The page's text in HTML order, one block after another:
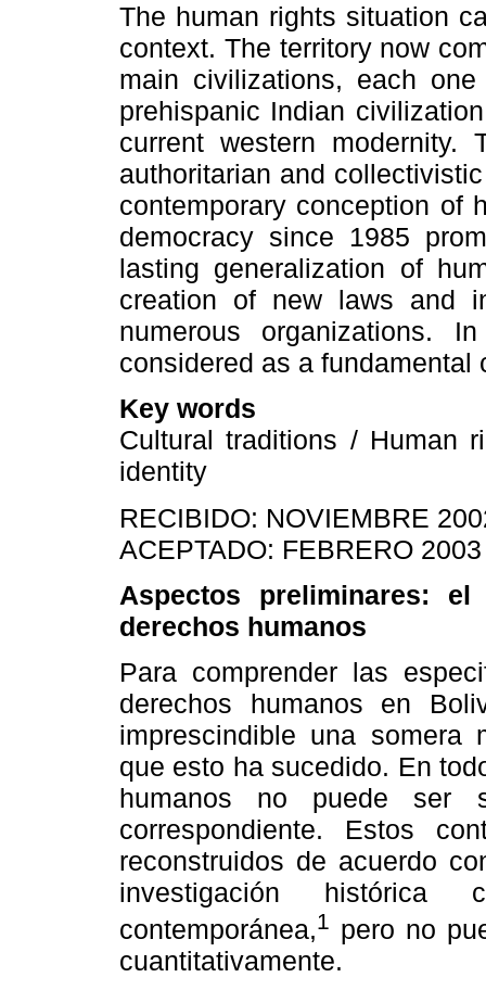
The human rights situation
context. The territory now
main civilizations, each
prehispanic Indian
current western
authoritarian and
contemporary conception of
democracy since 1985
lasting generalization of
creation of new laws and
numerous organizations.
considered as a
Key words
Cultural traditions / Human
identity
RECIBIDO: NOVIEMBRE
ACEPTADO: FEBRERO 2003
Aspectos preliminares:
derechos humanos
Para comprender las
derechos humanos en
imprescindible una somera
que esto ha sucedido. En
humanos no puede ser
correspondiente. Estos
reconstruidos de acuerdo
investigación histórica
contemporánea,1 pero no
cuantitativamente.